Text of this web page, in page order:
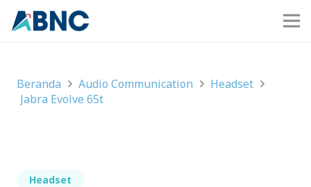
Beranda Audio Communication
Headset
Jabra Evolve 65t
Headset